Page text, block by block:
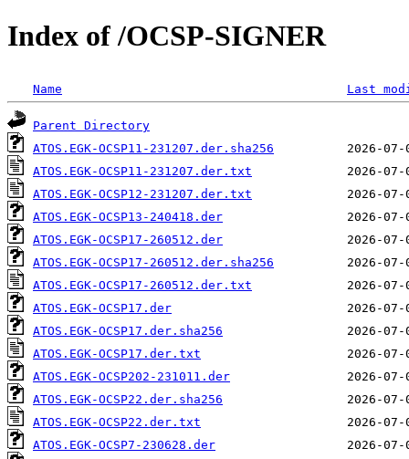
Index of /OCSP-SIGNER
Name Last
Parent Directory
ATOS.EGK-OCSP11-231207.der.sha256
ATOS.EGK-OCSP11-231207.der.txt
ATOS.EGK-OCSP12-231207.der.txt
ATOS.EGK-OCSP13-240418.der
ATOS.EGK-OCSP17-260512.der
ATOS.EGK-OCSP17-260512.der.sha256
ATOS.EGK-OCSP17-260512.der.txt
ATOS.EGK-OCSP17.der
ATOS.EGK-OCSP17.der.sha256
ATOS.EGK-OCSP17.der.txt
ATOS.EGK-OCSP202-231011.der
ATOS.EGK-OCSP22.der.sha256
ATOS.EGK-OCSP22.der.txt
ATOS.EGK-OCSP7-230628.der